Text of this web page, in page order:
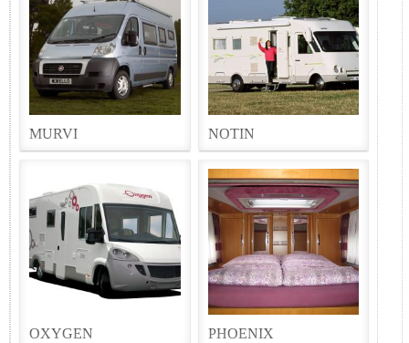
MURVI NOTIN
OXYGEN PHOENIX